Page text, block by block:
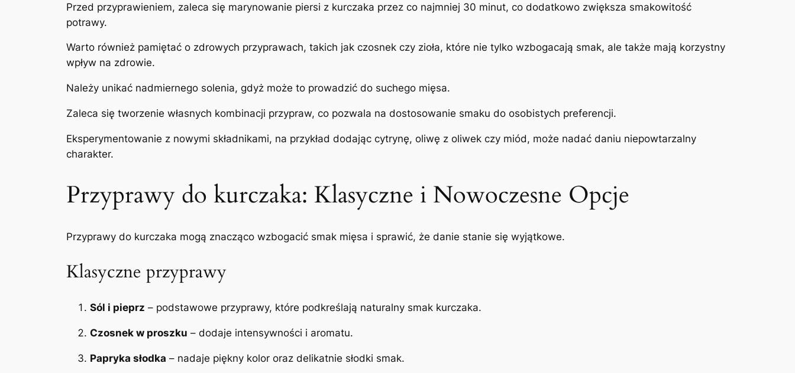
Przed przyprawieniem, zaleca się marynowanie piersi z kurczaka przez co najmniej 30 minut, co dodatkowo zwiększa smakowitość
potrawy.
Warto również pamiętać o zdrowych przyprawach, takich jak czosnek czy zioła, które nie tylko wzbogacają smak, ale także mają korzystny
wpływ na zdrowie.
Należy unikać nadmiernego solenia, gdyż może to prowadzić do suchego mięsa.
Zaleca się tworzenie własnych kombinacji przypraw, co pozwala na dostosowanie smaku do osobistych preferencji.
Eksperymentowanie z nowymi składnikami, na przykład dodając cytrynę, oliwę z oliwek czy miód, może nadać daniu niepowtarzalny
charakter.
Przyprawy do kurczaka: Klasyczne i Nowoczesne Opcje
Przyprawy do kurczaka mogą znacząco wzbogacić smak mięsa i sprawić, że danie stanie się wyjątkowe.
Klasyczne przyprawy
Sól i pieprz – podstawowe przyprawy, które podkreślają naturalny smak kurczaka.
Czosnek w proszku – dodaje intensywności i aromatu.
Papryka słodka – nadaje piękny kolor oraz delikatnie słodki smak.